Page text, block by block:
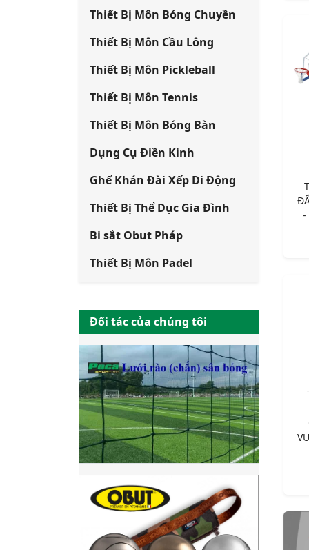
Thiết Bị Môn Bóng Chuyền
Thiết Bị Môn Cầu Lông
Thiết Bị Môn Pickleball
Thiết Bị Môn Tennis
Thiết Bị Môn Bóng Bàn
Dụng Cụ Điền Kinh
Ghế Khán Đài Xếp Di Động
Thiết Bị Thể Dục Gia Đình
Bi sắt Obut Pháp
Thiết Bị Môn Padel
Đối tác của chúng tôi
-